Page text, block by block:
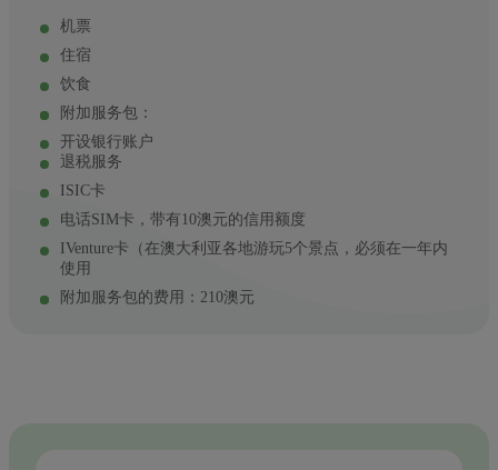
机票
住宿
饮食
附加服务包：
开设银行账户
退税服务
ISIC卡
电话SIM卡，带有10澳元的信用额度
IVenture卡（在澳大利亚各地游玩5个景点，必须在一年内
使用
附加服务包的费用：210澳元